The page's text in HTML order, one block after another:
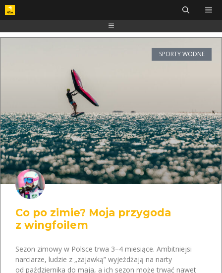
SPORTY WODNE
Co po zimie? Moja przygoda
z wingfoilem
Sezon zimowy w Polsce trwa 3–4 miesiące. Ambitniejsi
narciarze, ludzie z „zajawką” wyjeżdżają na narty
od października do maja, a ich sezon może trwać nawet